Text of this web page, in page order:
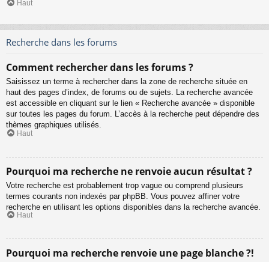
Haut
Recherche dans les forums
Comment rechercher dans les forums ?
Saisissez un terme à rechercher dans la zone de recherche située en
haut des pages d’index, de forums ou de sujets. La recherche avancée
est accessible en cliquant sur le lien « Recherche avancée » disponible
sur toutes les pages du forum. L’accès à la recherche peut dépendre des
thèmes graphiques utilisés.
Haut
Pourquoi ma recherche ne renvoie aucun résultat ?
Votre recherche est probablement trop vague ou comprend plusieurs
termes courants non indexés par phpBB. Vous pouvez affiner votre
recherche en utilisant les options disponibles dans la recherche avancée.
Haut
Pourquoi ma recherche renvoie une page blanche ?!